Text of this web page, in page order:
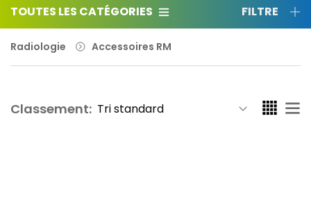
TOUTES LES CATÉGORIES FILTRE
Radiologie Accessoires RM
Classement: